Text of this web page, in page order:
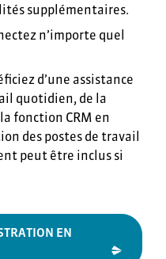
supplémentaires.
n’importe quel
d’une assistance
quotidien, de la
fonction CRM en
des postes de travail
peut être inclus si
EN